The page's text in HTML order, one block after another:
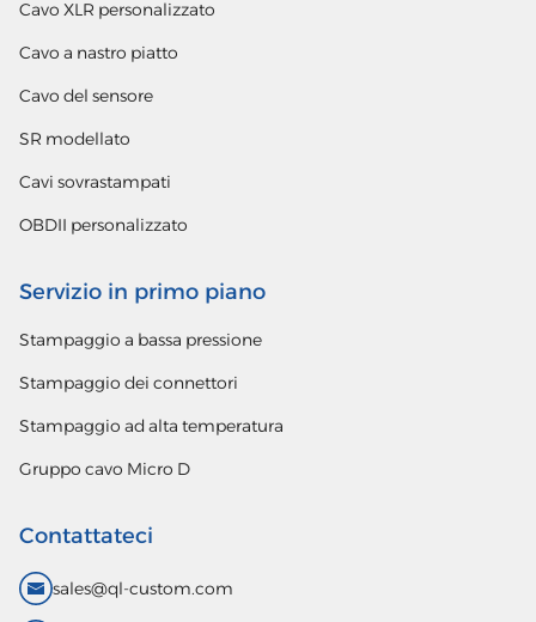
Cavo XLR personalizzato
Cavo a nastro piatto
Cavo del sensore
SR modellato
Cavi sovrastampati
OBDII personalizzato
Servizio in primo piano
Stampaggio a bassa pressione
Stampaggio dei connettori
Stampaggio ad alta temperatura
Gruppo cavo Micro D
Contattateci
sales@ql-custom.com